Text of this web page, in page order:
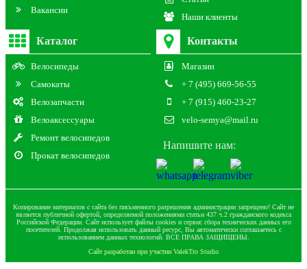
Вакансии
Наши клиенты
Каталог
Велосипеды
Самокаты
Велозапчасти
Велоаксессуары
Ремонт велосипедов
Прокат велосипедов
Контакты
Магазин
+ 7 (495) 669-56-55
+ 7 (915) 460-23-27
velo-semya@mail.ru
Напишите нам:
Копирование материалов с сайта без письменного разрешения администрации запрещено! Сайт не
является публичной офертой, определяемой положениями статьи 437 ч.2 гражданского кодекса
Российской Федерации. Сайт использует файлы cookies и сервис сбора технических данных его
посетителей. Продолжая использовать данный ресурс, Вы автоматически соглашаетесь с
использованием данных технологий. ВСЕ ПРАВА ЗАЩИЩЕНЫ.
Сайт разработан при участии ValekTro Studio